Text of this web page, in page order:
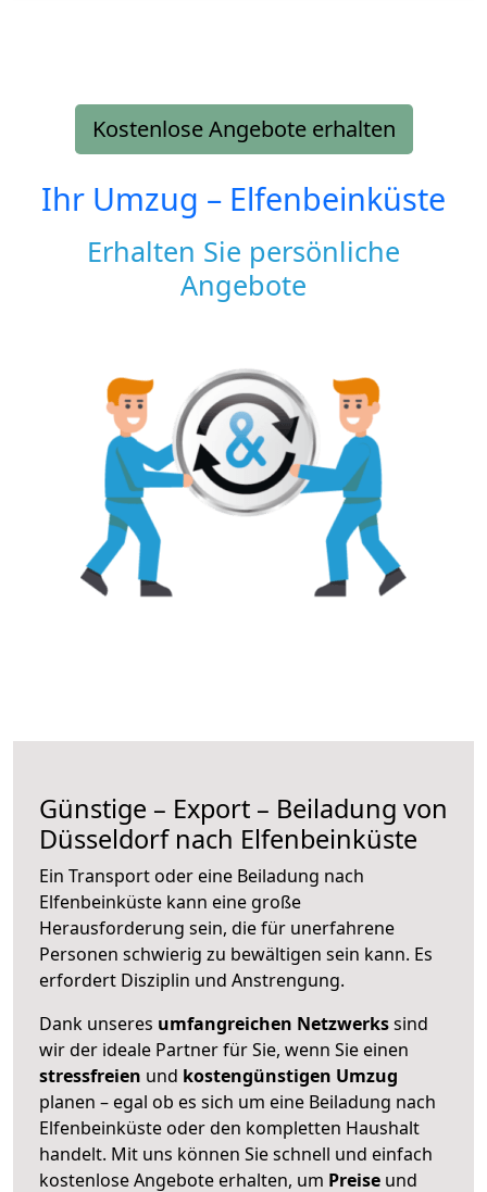
Kostenlose Angebote erhalten
Ihr Umzug – Elfenbeinküste
Erhalten Sie persönliche
Angebote
Günstige – Export – Beiladung von
Düsseldorf nach Elfenbeinküste
Ein Transport oder eine Beiladung nach
Elfenbeinküste kann eine große
Herausforderung sein, die für unerfahrene
Personen schwierig zu bewältigen sein kann. Es
erfordert Disziplin und Anstrengung.
Dank unseres umfangreichen Netzwerkssind
wir der ideale Partner für Sie, wenn Sie einen
stressfreien und kostengünstigen Umzug
planen – egal ob es sich um eine Beiladung nach
Elfenbeinküste oder den kompletten Haushalt
handelt. Mit uns können Sie schnell und einfach
kostenlose Angebote erhalten, um Preise und